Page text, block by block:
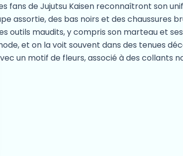
fans de Jujutsu Kaisen reconnaîtront son
assortie, des bas noirs et des chaussures
outils maudits, y compris son marteau et
et on la voit souvent dans des tenues
un motif de fleurs, associé à des collants